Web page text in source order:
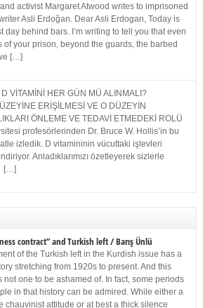
activist Margaret Atwood writes to imprisoned
Asli Erdoğan. Dear Asli Erdogan, Today is
day behind bars. I’m writing to tell you that even
your prison, beyond the guards, the barbed
[…]
VİTAMİNİ HER GÜN MÜ ALINMALI?
ERİŞİLMESİ VE O DÜZEYİN
ÖNLEME VE TEDAVİ ETMEDEKİ ROLÜ
profesörlerinden Dr. Bruce W. Hollis’in bu
izledik. D vitamininin vücuttaki işlevleri
Anladıklarımızı özetleyerek sizlerle
[…]
contract” and Turkish left / Barış Ünlü
of the Turkish left in the Kurdish issue has a
stretching from 1920s to present. And this
not one to be ashamed of. In fact, some periods
in that history can be admired. While either a
chauvinist attitude or at best a thick silence